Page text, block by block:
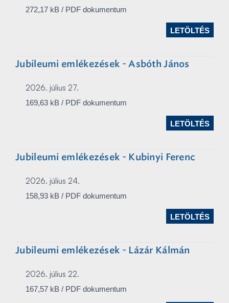
272,17 kB / PDF dokumentum
LETÖLTÉS
Jubileumi emlékezések - Asbóth János
2026. július 27.
169,63 kB / PDF dokumentum
LETÖLTÉS
Jubileumi emlékezések - Kubinyi Ferenc
2026. július 24.
158,93 kB / PDF dokumentum
LETÖLTÉS
Jubileumi emlékezések - Lázár Kálmán
2026. július 22.
167,57 kB / PDF dokumentum